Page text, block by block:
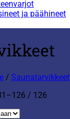
ja päähineet
/ Saunatarvikkeet
/ 126